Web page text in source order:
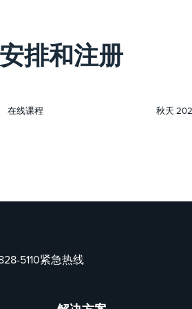
排和注册
在线课程 秋天
5110紧急热线